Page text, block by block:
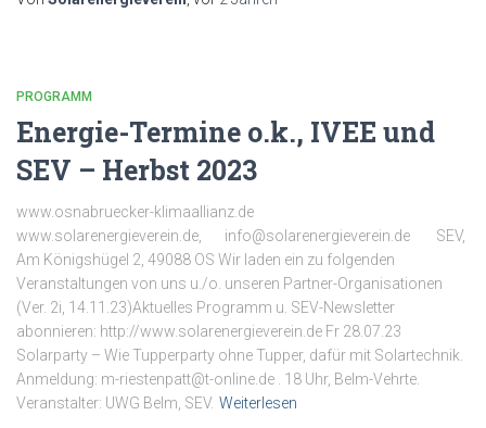
PROGRAMM
Energie-Termine o.k., IVEE und
SEV – Herbst 2023
www.osnabruecker-klimaallianz.de
www.solarenergieverein.de, info@solarenergieverein.de SEV,
Am Königshügel 2, 49088 OS Wir laden ein zu folgenden
Veranstaltungen von uns u./o. unseren Partner-Organisationen
(Ver. 2i, 14.11.23)Aktuelles Programm u. SEV-Newsletter
abonnieren: http://www.solarenergieverein.de Fr 28.07.23
Solarparty – Wie Tupperparty ohne Tupper, dafür mit Solartechnik.
Anmeldung: m-riestenpatt@t-online.de . 18 Uhr, Belm-Vehrte.
Veranstalter: UWG Belm, SEV. Weiterlesen